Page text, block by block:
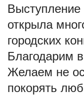
Выступление
открыла
городских
Благодарим
Желаем не
покорять